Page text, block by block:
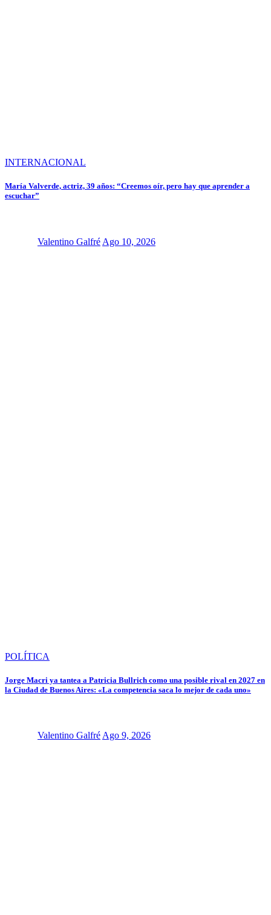
INTERNACIONAL
María Valverde, actriz, 39 años: “Creemos oír, pero hay que aprender a
escuchar”
Valentino Galfré Ago 10, 2026
POLÍTICA
Jorge Macri ya tantea a Patricia Bullrich como una posible rival en 2027 en
la Ciudad de Buenos Aires: «La competencia saca lo mejor de cada uno»
Valentino Galfré Ago 9, 2026